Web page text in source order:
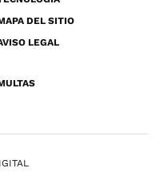
DEL SITIO
LEGAL